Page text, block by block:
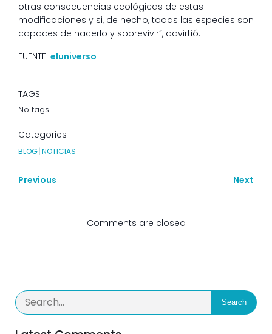
otras consecuencias ecológicas de estas
modificaciones y si, de hecho, todas las especies son
capaces de hacerlo y sobrevivir”, advirtió.
FUENTE: eluniverso
TAGS
No tags
Categories
BLOG|NOTICIAS
Previous Next
Comments are closed
Search